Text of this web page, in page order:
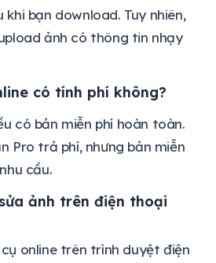
khi bạn download. Tuy nhiên,
ảnh có thông tin nhạy
có tính phí không?
có bản miễn phí hoàn toàn.
Pro trả phí, nhưng bản miễn
cầu.
ảnh trên điện thoại
online trên trình duyệt điện